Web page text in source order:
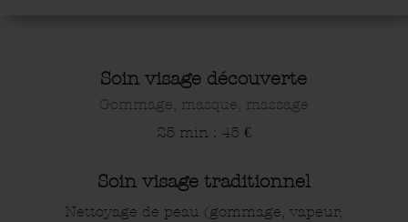
Soin visage découverte
Gommage, masque, massage
25 min : 45 €
Soin visage traditionnel
Nettoyage de peau (gommage, vapeur,